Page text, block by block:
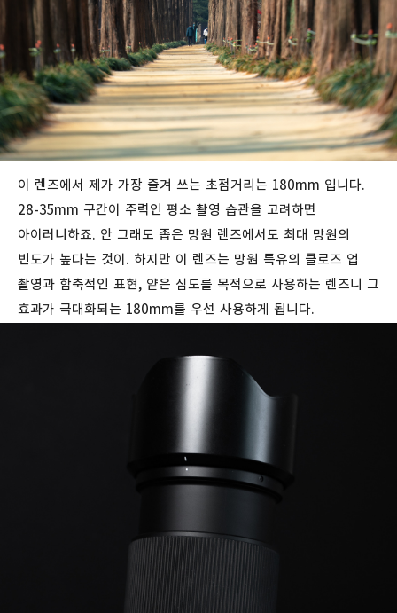
이 렌즈에서 제가 가장 즐겨 쓰는 초점거리는 180mm 입니다.
28-35mm 구간이 주력인 평소 촬영 습관을 고려하면
아이러니하죠. 안 그래도 좁은 망원 렌즈에서도 최대 망원의
빈도가 높다는 것이. 하지만 이 렌즈는 망원 특유의 클로즈 업
촬영과 함축적인 표현, 얕은 심도를 목적으로 사용하는 렌즈니 그
효과가 극대화되는 180mm를 우선 사용하게 됩니다.